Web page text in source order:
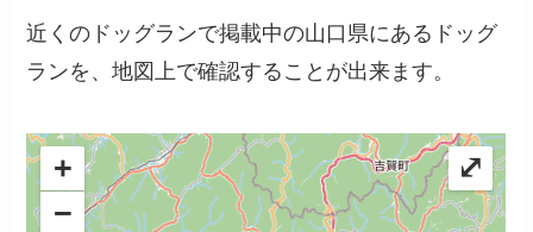
近くのドッグランで掲載中の山口県にあるドッグ
ランを、地図上で確認することが出来ます。
+
−
⤢